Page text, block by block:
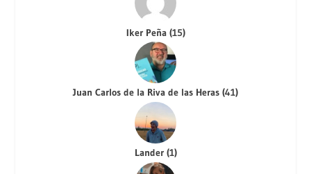
Iker Peña (15)
Juan Carlos de la Riva de las Heras (41)
Lander (1)